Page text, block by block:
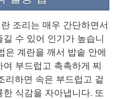
조리는 매우 간단하면서
수 있어 인기가 높습니
은 계란을 깨서 밥솥 안에
부드럽고 촉촉하게 찌
리하면 속은 부드럽고 겉
식감을 자아냅니다. 또